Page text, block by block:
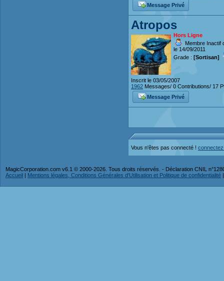
Message Privé
Atropos
Hors Ligne
Membre Inactif
le 14/09/2011
Grade : [Sortisan]
Inscrit le 03/05/2007
1962 Messages/ 0 Contributions/ 17
Message Privé
Vous n'êtes pas connecté !
MagicCorporation.com v6.1 © 2000-2026. Tous droits réservés. - Déclaration CNIL
Accueil | Mentions légales, Conditions Générales d'Utilisation et Politique de confidentialité